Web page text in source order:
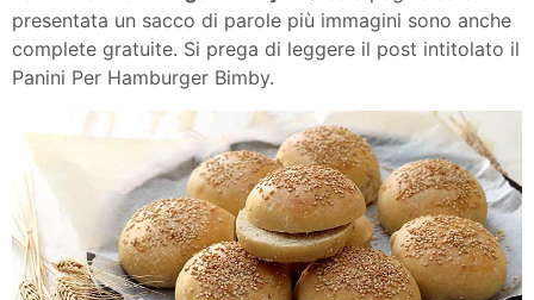
presentata un sacco di parole più immagini sono anche
complete gratuite. Si prega di leggere il post intitolato il
Panini Per Hamburger Bimby.